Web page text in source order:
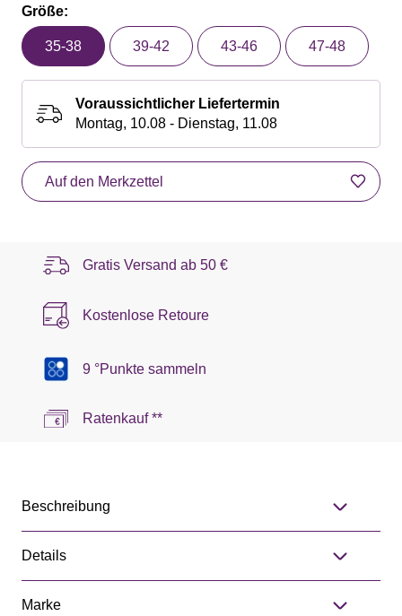
Größe:
35-38 39-42 43-46 47-48
Voraussichtlicher Liefertermin
Montag, 10.08 - Dienstag, 11.08
Auf den Merkzettel
Gratis Versand ab 50 €
Kostenlose Retoure
9 °Punkte sammeln
Ratenkauf **
Beschreibung
Details
Marke